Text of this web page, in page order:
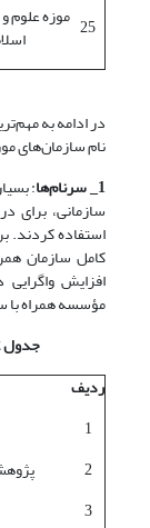
25 موزه علوم
در ادامه به
نام سازمان‌های
1_ سرنام
ها
سازمانی، برای
استفاده کردند.
کامل سازمان
مؤسسه همراه با
جدول 2. نام مؤسسه و سرنام
ردیف
1
2
3